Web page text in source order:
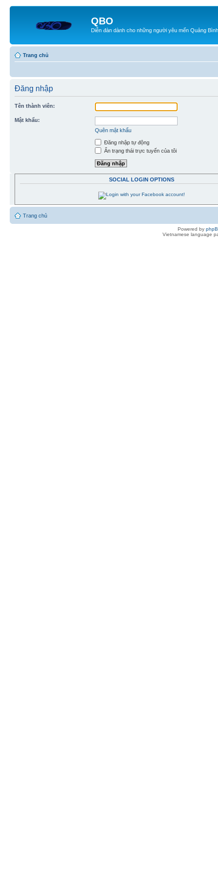
QBO
Diễn đàn dành cho những người yêu mến Quảng Bình
Trang chủ
Đăng nhập
Tên thành viên:
Mật khẩu:
Quên mật khẩu
Đăng nhập tự động
Ẩn trạng thái trực tuyến của tôi
SOCIAL LOGIN OPTIONS
Trang chủ
Powered by
Vietnamese language